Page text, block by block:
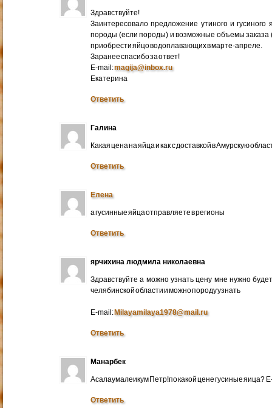
Здравствуйте!
Заинтересовало предложение утиного и
породы (если породы) и возможные объемы заказа
приобрести яйцо водоплавающих в марте-апреле.
Заранее спасибо за ответ!
E-mail:magija@inbox.ru
Екатерина
Ответить
Галина
Какая цена на яйца и как с доставкой в Амурскую
Ответить
Елена
а гусинные яйца отправляете в регионы
Ответить
ярчихина людмила николаевна
Здравствуйте а можно узнать цену мне нужно
челябинской области и можно породу узнать
E-mail:Milayamilaya1978@mail.ru
Ответить
Манарбек
Асалаумалеикум Петр!по какой цене гусиные яица?
Ответить